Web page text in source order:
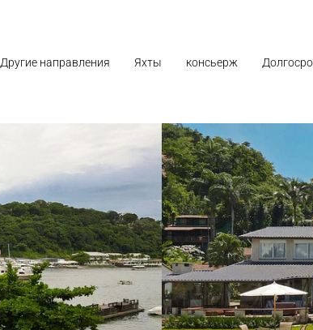
Другие направления Яхты консьерж